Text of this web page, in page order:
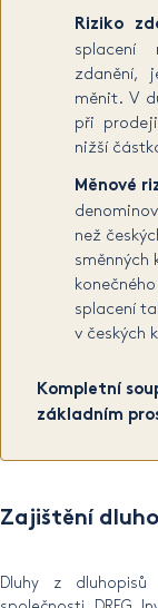
Riziko
splacení
zdanění,
měnit. V
při
nižší
Měnové
než
směnných
splacení
v českých
Kompletní
základním
Zajištění
Dluhy z